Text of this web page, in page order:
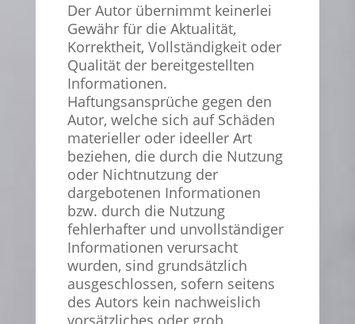
Der Autor übernimmt keinerlei
Gewähr für die Aktualität,
Korrektheit, Vollständigkeit oder
Qualität der bereitgestellten
Informationen.
Haftungsansprüche gegen den
Autor, welche sich auf Schäden
materieller oder ideeller Art
beziehen, die durch die Nutzung
oder Nichtnutzung der
dargebotenen Informationen
bzw. durch die Nutzung
fehlerhafter und unvollständiger
Informationen verursacht
wurden, sind grundsätzlich
ausgeschlossen, sofern seitens
des Autors kein nachweislich
vorsätzliches oder grob